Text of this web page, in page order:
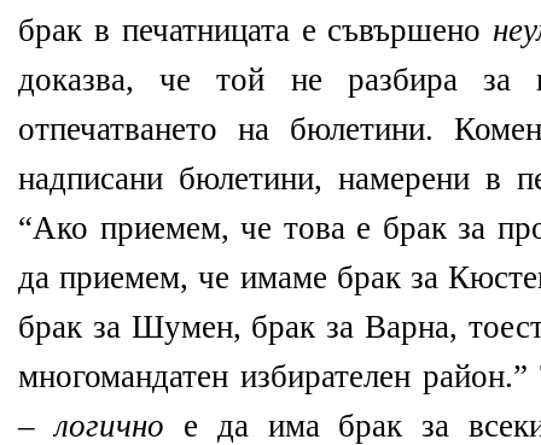
брак в печатницата е съвършено
доказва, че той не разбира за
отпечатването на бюлетини.
надписани бюлетини, намерени в
“Ако приемем, че това е брак за
да приемем, че имаме брак за
брак за Шумен, брак за Варна,
многомандатен избирателен
– логично е да има брак за